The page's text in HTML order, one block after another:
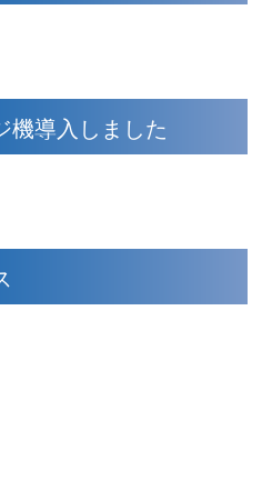
機導入しました